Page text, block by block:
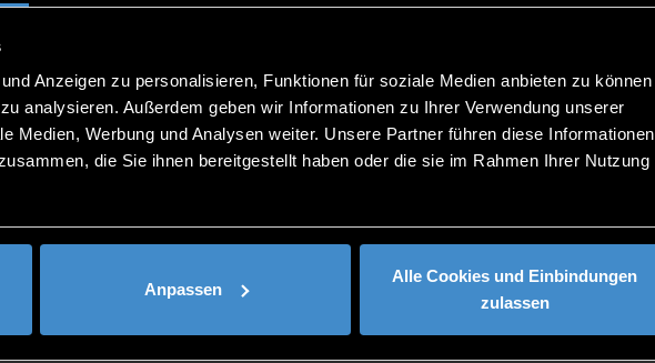
Anzeigen zu personalisieren, Funktionen für soziale Medien anbieten zu können
analysieren. Außerdem geben wir Informationen zu Ihrer Verwendung unserer
Medien, Werbung und Analysen weiter. Unsere Partner führen diese Informationen
die Sie ihnen bereitgestellt haben oder die sie im Rahmen Ihrer Nutzung
Anpassen
Alle Cookies und Einbindungen
zulassen